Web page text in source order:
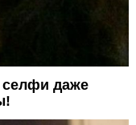
селфи даже